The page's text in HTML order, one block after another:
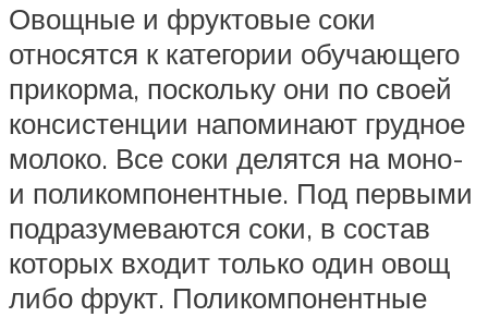
Овощные и фруктовые соки
относятся к категории обучающего
прикорма, поскольку они по своей
консистенции напоминают грудное
молоко. Все соки делятся на моно-
и поликомпонентные. Под первыми
подразумеваются соки, в состав
которых входит только один овощ
либо фрукт. Поликомпонентные